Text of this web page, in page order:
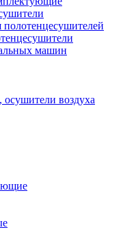
машин
воздуха